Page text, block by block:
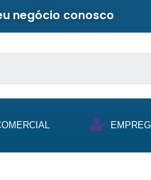
negócio conosco